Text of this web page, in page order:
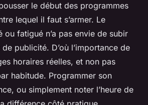
le début des programmes
lequel il faut s’armer. Le
ou fatigué n’a pas envie de subir
publicité. D’où l’importance de
horaires réelles, et non pas
habitude. Programmer son
ou simplement noter l’heure de